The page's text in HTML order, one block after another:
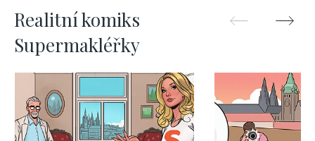
Realitní komiks
Supermakléřky